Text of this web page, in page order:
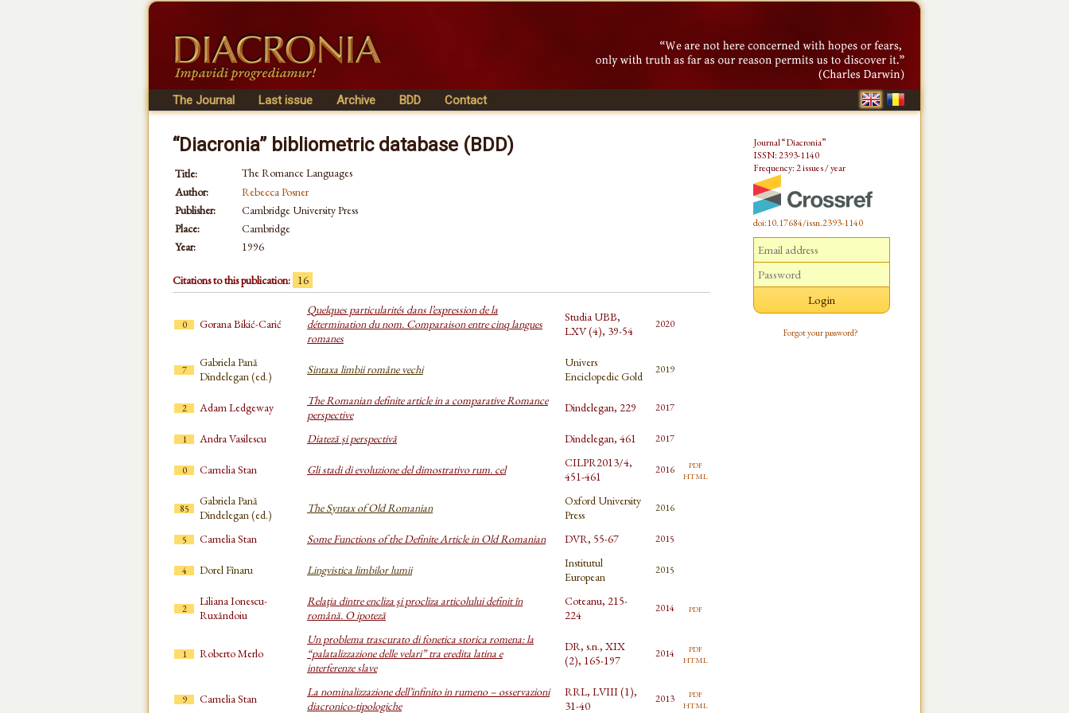
The Journal Last issue Archive BDD Contact
“Diacronia” bibliometric database (BDD)
Title:
The Romance Languages
Author:
Rebecca Posner
Publisher:
Cambridge University Press
Place:
Cambridge
Year:
1996
Citations to this publication: 16
0 Gorana Bikić-Carić
Quelques particularités dans l’expression de la
détermination du nom. Comparaison entre cinq langues
romanes
Studia UBB,
LXV (4), 39-54
2020
7
Gabriela Pană
Dindelegan (ed.)
Sintaxa limbii române vechi
Univers
Enciclopedic Gold
2019
2 Adam Ledgeway
The Romanian definite article in a comparative Romance
perspective
Dindelegan, 229 2017
1 Andra Vasilescu Diateză și perspectivă Dindelegan, 461 2017
0 Camelia Stan Gli stadi di evoluzione del dimostrativo rum. cel
CILPR2013/4,
451-461
2016 pdf
html
85
Gabriela Pană
Dindelegan (ed.)
The Syntax of Old Romanian
Oxford University
Press
2016
5 Camelia Stan Some Functions of the Definite Article in Old Romanian DVR, 55-67 2015
4 Dorel Fînaru Lingvistica limbilor lumii
Institutul
European
2015
2
Liliana Ionescu-
Ruxăndoiu
Relaţia dintre encliza şi procliza articolului definit în
română. O ipoteză
Coteanu, 215-
224
2014 pdf
1 Roberto Merlo
Un problema trascurato di fonetica storica romena: la
“palatalizzazione delle velari” tra eredita latina e
interferenze slave
DR, s.n., XIX
(2), 165-197
2014 pdf
html
9 Camelia Stan
La nominalizzazione dell’infinito in rumeno – osservazioni
diacronico-tipologiche
RRL, LVIII (1),
31-40
2013 pdf
html
Journal “Diacronia”
ISSN: 2393-1140
Frequency: 2 issues / year
doi:10.17684/issn.2393-1140
Forgot your password?